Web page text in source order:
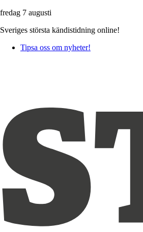
fredag 7 augusti
Sveriges största kändistidning online!
Tipsa oss om nyheter!